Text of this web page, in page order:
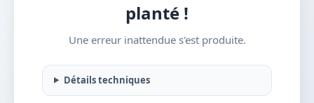
planté !
Une erreur inattendue s'est produite.
Détails techniques